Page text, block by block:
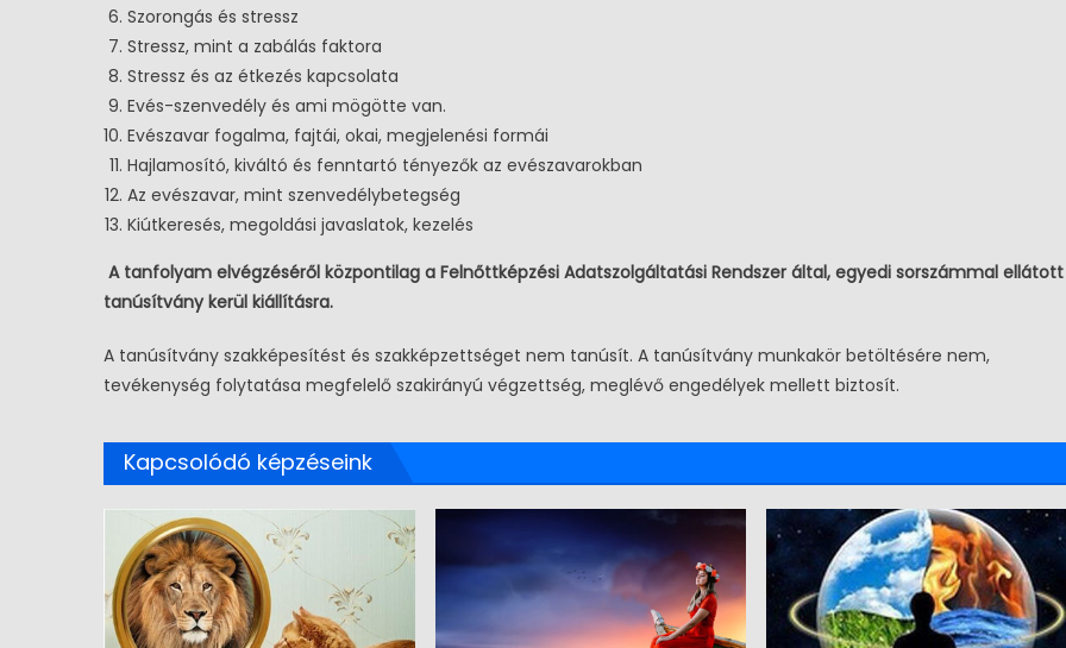
Szorongás és stressz
Stressz, mint a zabálás faktora
Stressz és az étkezés kapcsolata
Evés-szenvedély és ami mögötte van.
Evészavar fogalma, fajtái, okai, megjelenési formái
Hajlamosító, kiváltó és fenntartó tényezők az evészavarokban
Az evészavar, mint szenvedélybetegség
Kiútkeresés, megoldási javaslatok, kezelés
A tanfolyam elvégzéséről központilag a Felnőttképzési Adatszolgáltatási Rendszer által, egyedi sorszámmal ellátott
tanúsítvány kerül kiállításra.
A tanúsítvány szakképesítést és szakképzettséget nem tanúsít. A tanúsítvány munkakör betöltésére nem,
tevékenység folytatása megfelelő szakirányú végzettség, meglévő engedélyek mellett biztosít.
Kapcsolódó képzéseink